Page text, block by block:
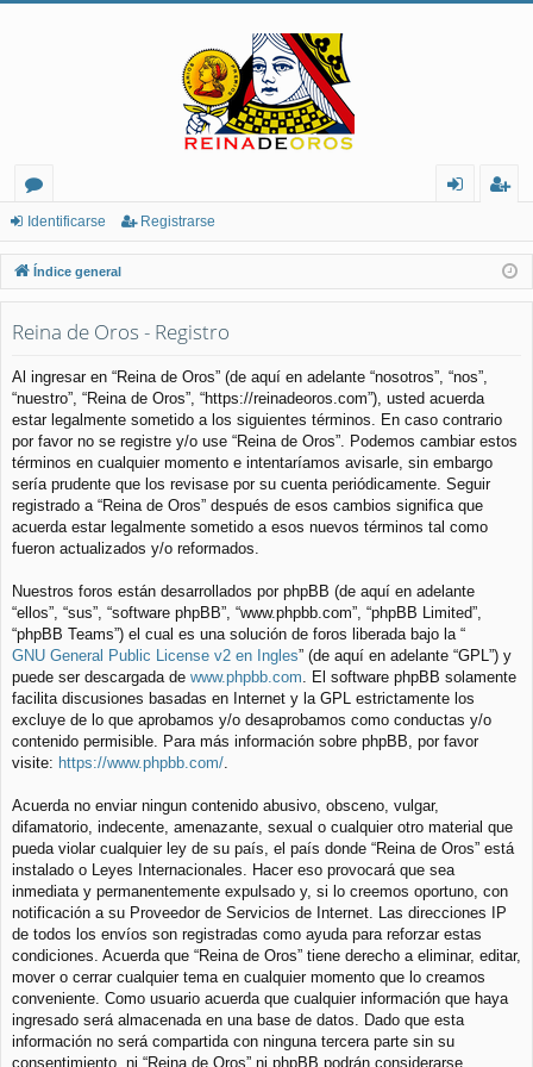
or
os
nt
ifi
rs
e
ist
ra
Identificarse Registrarse
Índice general
Reina de Oros - Registro
Al ingresar en “Reina de Oros” (de aquí en adelante “nosotros”, “nos”,
“nuestro”, “Reina de Oros”, “https://reinadeoros.com”), usted acuerda
estar legalmente sometido a los siguientes términos. En caso contrario
por favor no se registre y/o use “Reina de Oros”. Podemos cambiar estos
términos en cualquier momento e intentaríamos avisarle, sin embargo
sería prudente que los revisase por su cuenta periódicamente. Seguir
registrado a “Reina de Oros” después de esos cambios significa que
acuerda estar legalmente sometido a esos nuevos términos tal como
fueron actualizados y/o reformados.
Nuestros foros están desarrollados por phpBB (de aquí en adelante
“ellos”, “sus”, “software phpBB”, “www.phpbb.com”, “phpBB Limited”,
“phpBB Teams”) el cual es una solución de foros liberada bajo la “
GNU General Public License v2 en Ingles” (de aquí en adelante “GPL”) y
puede ser descargada de www.phpbb.com . El software phpBB solamente
facilita discusiones basadas en Internet y la GPL estrictamente los
excluye de lo que aprobamos y/o desaprobamos como conductas y/o
contenido permisible. Para más información sobre phpBB, por favor
visite: https://www.phpbb.com/
Acuerda no enviar ningun contenido abusivo, obsceno, vulgar,
difamatorio, indecente, amenazante, sexual o cualquier otro material que
pueda violar cualquier ley de su país, el país donde “Reina de Oros” está
instalado o Leyes Internacionales. Hacer eso provocará que sea
inmediata y permanentemente expulsado y, si lo creemos oportuno, con
notificación a su Proveedor de Servicios de Internet. Las direcciones IP
de todos los envíos son registradas como ayuda para reforzar estas
condiciones. Acuerda que “Reina de Oros” tiene derecho a eliminar, editar,
mover o cerrar cualquier tema en cualquier momento que lo creamos
conveniente. Como usuario acuerda que cualquier información que haya
ingresado será almacenada en una base de datos. Dado que esta
información no será compartida con ninguna tercera parte sin su
consentimiento, ni “Reina de Oros” ni phpBB podrán considerarse